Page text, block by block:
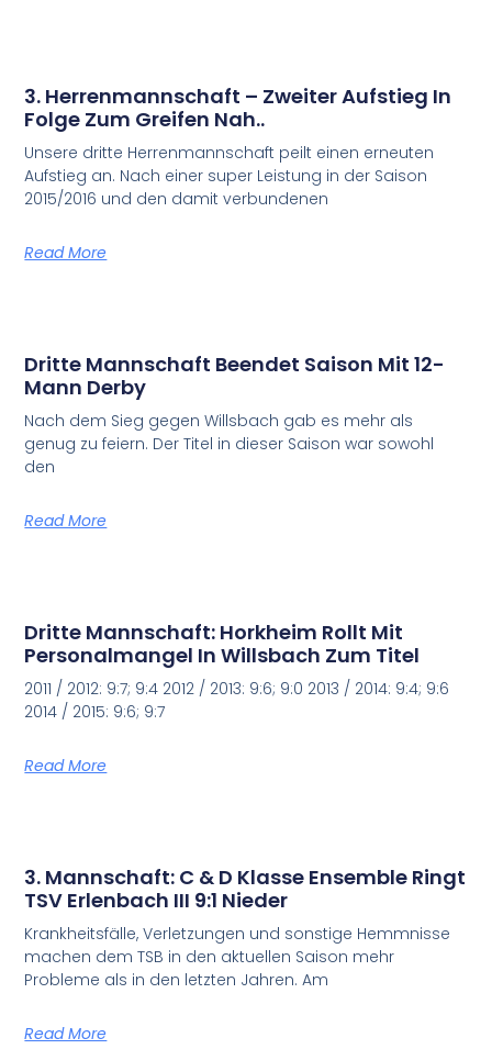
3. Herrenmannschaft – Zweiter Aufstieg In
Folge Zum Greifen Nah..
Unsere dritte Herrenmannschaft peilt einen erneuten
Aufstieg an. Nach einer super Leistung in der Saison
2015/2016 und den damit verbundenen
Read More
Dritte Mannschaft Beendet Saison Mit 12-
Mann Derby
Nach dem Sieg gegen Willsbach gab es mehr als
genug zu feiern. Der Titel in dieser Saison war sowohl
den
Read More
Dritte Mannschaft: Horkheim Rollt Mit
Personalmangel In Willsbach Zum Titel
2011 / 2012: 9:7; 9:4 2012 / 2013: 9:6; 9:0 2013 / 2014: 9:4; 9:6
2014 / 2015: 9:6; 9:7
Read More
3. Mannschaft: C & D Klasse Ensemble Ringt
TSV Erlenbach III 9:1 Nieder
Krankheitsfälle, Verletzungen und sonstige Hemmnisse
machen dem TSB in den aktuellen Saison mehr
Probleme als in den letzten Jahren. Am
Read More